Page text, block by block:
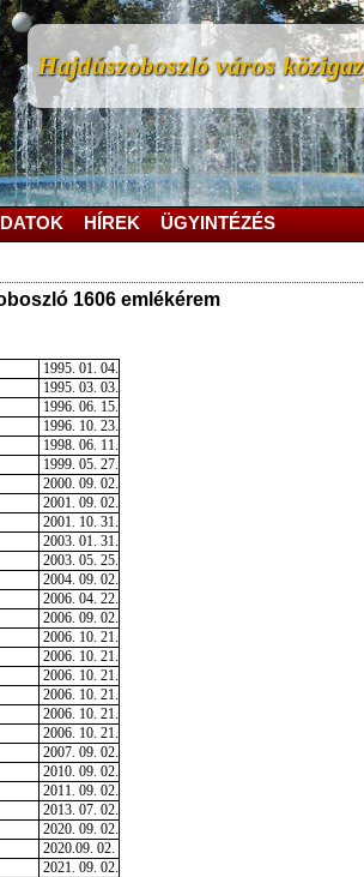
Hajdúszoboszló város
HÍREK ÜGYINTÉZÉS
1606 emlékérem
1995. 01. 04.
1995. 03. 03.
1996. 06. 15.
1996. 10. 23.
1998. 06. 11.
1999. 05. 27.
2000. 09. 02.
2001. 09. 02.
2001. 10. 31.
2003. 01. 31.
2003. 05. 25.
2004. 09. 02.
2006. 04. 22.
2006. 09. 02.
2006. 10. 21.
2006. 10. 21.
2006. 10. 21.
2006. 10. 21.
2006. 10. 21.
2006. 10. 21.
2007. 09. 02.
2010. 09. 02.
2011. 09. 02.
2013. 07. 02.
2020. 09. 02.
2020.09. 02.
2021. 09. 02.